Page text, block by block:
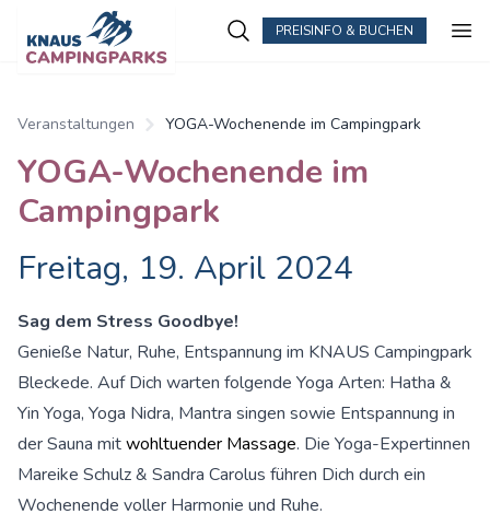
PREISINFO & BUCHEN
Veranstaltungen YOGA-Wochenende im Campingpark
YOGA-Wochenende im
Campingpark
Freitag, 19. April 2024
Sag dem Stress Goodbye!
Genieße Natur, Ruhe, Entspannung im KNAUS Campingpark
Bleckede. Auf Dich warten folgende Yoga Arten: Hatha &
Yin Yoga, Yoga Nidra, Mantra singen sowie Entspannung in
der Sauna mitwohltuender Massage. Die Yoga-Expertinnen
Mareike Schulz & Sandra Carolus führen Dich durch ein
Wochenende voller Harmonie und Ruhe.